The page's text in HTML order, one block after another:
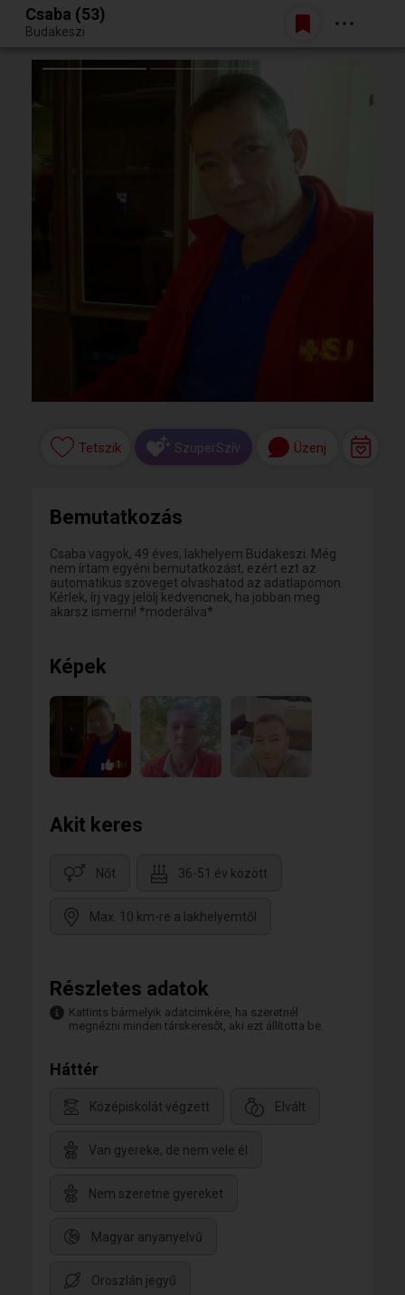
Egy jó randiból bármi lehet.
Belépés
Csaba (53)
Budakeszi
Tetszik SzuperSzív Üzenj
Bemutatkozás
Csaba vagyok, 49 éves, lakhelyem Budakeszi. Még
nem írtam egyéni bemutatkozást, ezért ezt az
automatikus szöveget olvashatod az adatlapomon.
Kérlek, írj vagy jelölj kedvencnek, ha jobban meg
akarsz ismerni! *moderálva*
Képek
1
Akit keres
Nőt 36-51 év között
Max. 10 km-re a lakhelyemtől
Részletes adatok
Kattints bármelyik adatcímkére, ha szeretnél
megnézni minden társkeresőt, aki ezt állította be.
Háttér
Középiskolát végzett Elvált
Van gyereke, de nem vele él
Nem szeretne gyereket
Magyar anyanyelvű
Oroszlán jegyű